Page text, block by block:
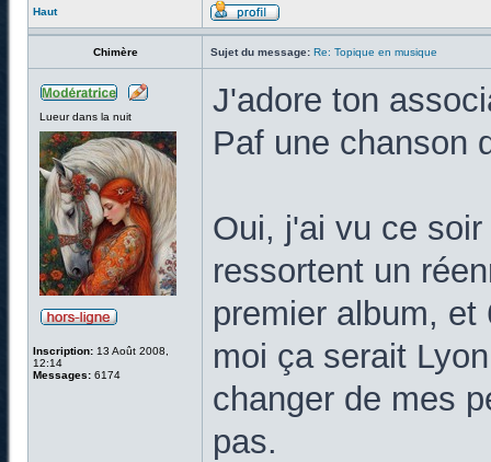
Haut
Chimère Sujet du message: Re: Topique en musique
Lueur dans la nuit
Inscription: 13 Août 2008,
12:14
Messages: 6174
J'adore ton
Paf une chanson
Oui, j'ai vu ce
ressortent un
premier album,
moi ça serait
changer de mes
pas.